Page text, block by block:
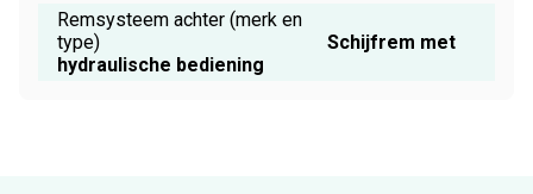
Remsysteem achter (merk en
type)
Schijfrem met
hydraulische bediening